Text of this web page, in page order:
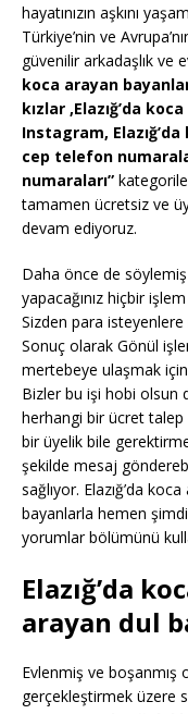
hayatınızın aşkını
Türkiye’nin ve
güvenilir arkadaşlık ve
koca arayan
kızlar ,Elazığ’da
Instagram,
cep telefon
numaraları”
tamamen ücretsiz ve
devam ediyoruz.
Daha önce de
yapacağınız hiçbir
Sizden para
Sonuç olarak Gönül
mertebeye ulaşmak
Bizler bu işi hobi olsun
herhangi bir ücret
bir üyelik bile
şekilde mesaj
sağlıyor. Elazığ’da
bayanlarla hemen
yorumlar bölümünü
Elazığ’da
arayan dul
Evlenmiş ve boşanmış
gerçekleştirmek üzere